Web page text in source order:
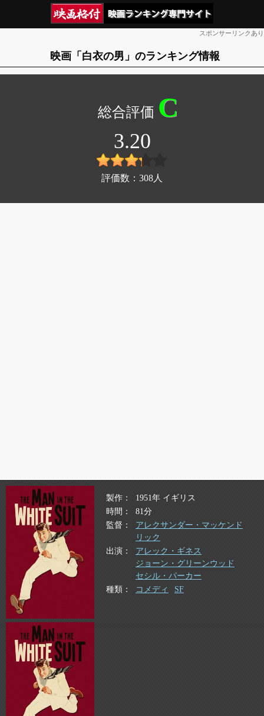
スポンサーリンクあり
映画「白衣の男」のランキング情報
C
3.20
評価数： 308 人
製作
1951年 イギリス
時間
81分
監督
アレクサンダー・マッケンド
リック
出演
アレック・ギネス
ジョーン・グリーンウッド
セシル・パーカー
種類
コメディ SF